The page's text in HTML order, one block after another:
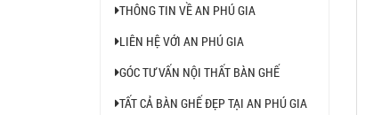
THÔNG TIN VỀ AN PHÚ GIA
LIÊN HỆ VỚI AN PHÚ GIA
GÓC TƯ VẤN NỘI THẤT BÀN GHẾ
TẤT CẢ BÀN GHẾ ĐẸP TẠI AN PHÚ GIA